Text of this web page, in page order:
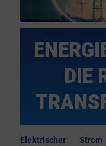
DIE
Elektrischer